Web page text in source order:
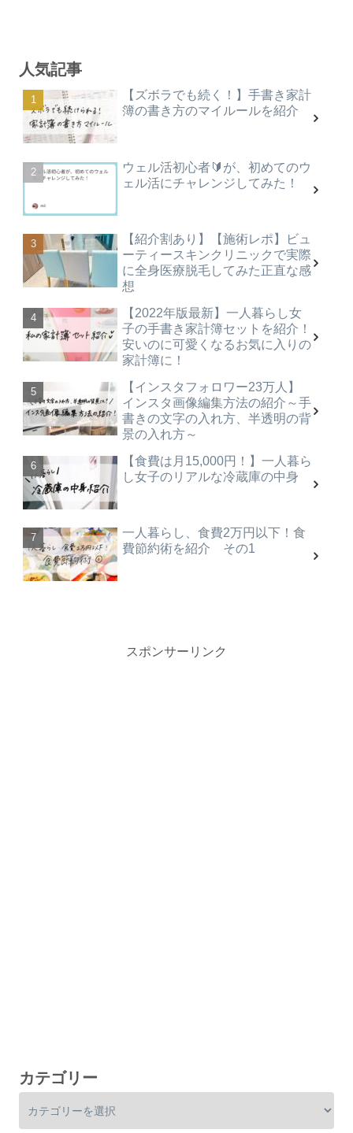
人気記事
【ズボラでも続く！】手書き家計
簿の書き方のマイルールを紹介
ウェル活初心者🔰が、初めてのウ
ェル活にチャレンジしてみた！
【紹介割あり】【施術レポ】ビュ
ーティースキンクリニックで実際
に全身医療脱毛してみた正直な感
想
【2022年版最新】一人暮らし女
子の手書き家計簿セットを紹介！
安いのに可愛くなるお気に入りの
家計簿に！
【インスタフォロワー23万人】
インスタ画像編集方法の紹介～手
書きの文字の入れ方、半透明の背
景の入れ方～
【食費は月15,000円！】一人暮ら
し女子のリアルな冷蔵庫の中身
一人暮らし、食費2万円以下！食
費節約術を紹介 その1
スポンサーリンク
カテゴリー